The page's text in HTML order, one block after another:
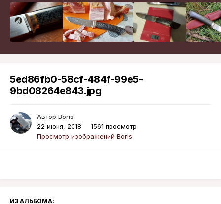
5ed86fb0-58cf-484f-99e5-
9bd08264e843.jpg
Автор Boris
22 июня, 2018
1561 просмотр
Просмотр изображений Boris
ИЗ АЛЬБОМА: